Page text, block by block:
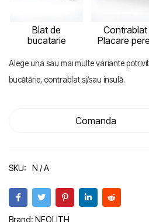
Blat de
bucatarie
Placare
Alege una sau mai multe variante
bucătărie, contrablat si/sau insulă.
Comanda
SKU: N / A
Brand: NEOLITH